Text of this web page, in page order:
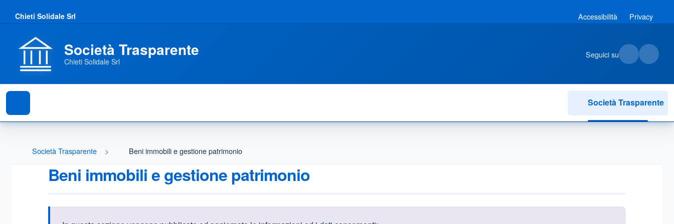
Chieti Solidale Srl Accessibilità Privacy
Società Trasparente
Chieti Solidale Srl
Seguici su
Società Trasparente
Società Trasparente Beni immobili e gestione patrimonio
Beni immobili e gestione patrimonio